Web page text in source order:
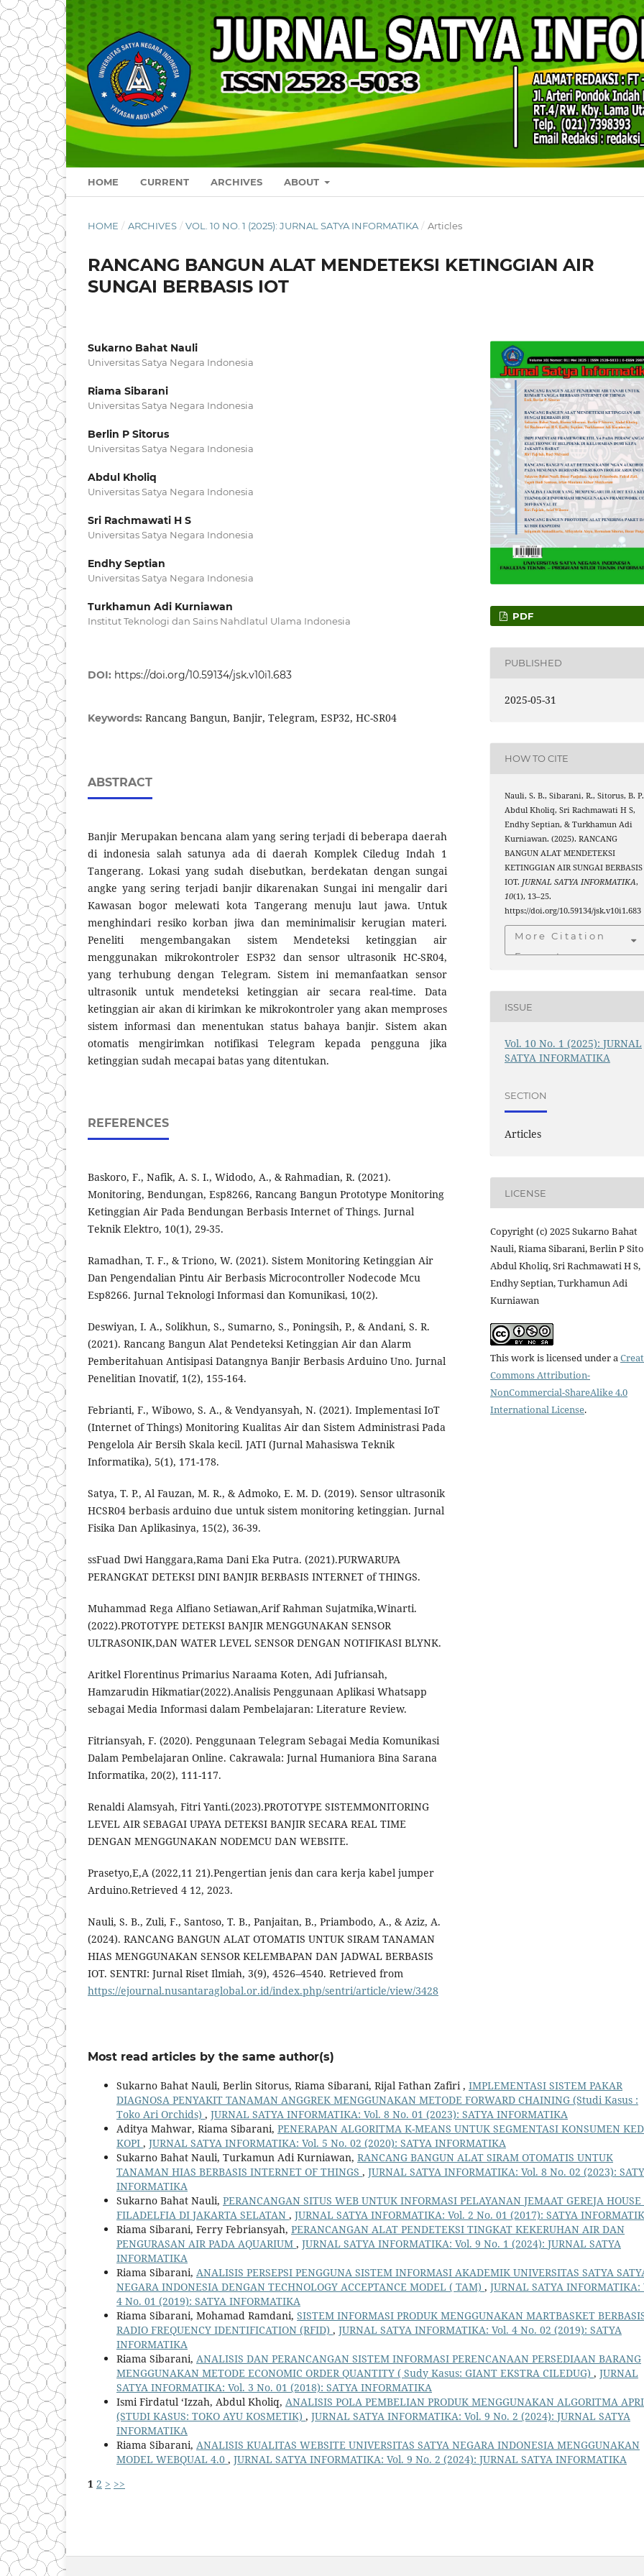
HOME CURRENT ARCHIVES ABOUT
HOME / ARCHIVES / VOL. 10 NO. 1 (2025): JURNAL SATYA INFORMATIKA / Articles
RANCANG BANGUN ALAT MENDETEKSI KETINGGIAN AIR
SUNGAI BERBASIS IOT
Sukarno Bahat Nauli
Universitas Satya Negara Indonesia
Riama Sibarani
Universitas Satya Negara Indonesia
Berlin P Sitorus
Universitas Satya Negara Indonesia
Abdul Kholiq
Universitas Satya Negara Indonesia
Sri Rachmawati H S
Universitas Satya Negara Indonesia
Endhy Septian
Universitas Satya Negara Indonesia
Turkhamun Adi Kurniawan
Institut Teknologi dan Sains Nahdlatul Ulama Indonesia
DOI: https://doi.org/10.59134/jsk.v10i1.683
Keywords: Rancang Bangun, Banjir, Telegram, ESP32, HC-SR04
ABSTRACT
Banjir Merupakan bencana alam yang sering terjadi di beberapa daerah
di indonesia salah satunya ada di daerah Komplek Ciledug Indah 1
Tangerang. Lokasi yang sudah disebutkan, berdekatan dengan sungai
angke yang sering terjadi banjir dikarenakan Sungai ini mengalir dari
Kawasan bogor melewati kota Tangerang menuju laut jawa. Untuk
menghindari resiko korban jiwa dan meminimalisir kerugian materi.
Peneliti mengembangakan sistem Mendeteksi ketinggian air
menggunakan mikrokontroler ESP32 dan sensor ultrasonik HC-SR04,
yang terhubung dengan Telegram. Sistem ini memanfaatkan sensor
ultrasonik untuk mendeteksi ketinggian air secara real-time. Data
ketinggian air akan di kirimkan ke mikrokontroler yang akan memproses
sistem informasi dan menentukan status bahaya banjir. Sistem akan
otomatis mengirimkan notifikasi Telegram kepada pengguna jika
ketinggian sudah mecapai batas yang ditentukan.
REFERENCES
Baskoro, F., Nafik, A. S. I., Widodo, A., & Rahmadian, R. (2021).
Monitoring, Bendungan, Esp8266, Rancang Bangun Prototype Monitoring
Ketinggian Air Pada Bendungan Berbasis Internet of Things. Jurnal
Teknik Elektro, 10(1), 29-35.
Ramadhan, T. F., & Triono, W. (2021). Sistem Monitoring Ketinggian Air
Dan Pengendalian Pintu Air Berbasis Microcontroller Nodecode Mcu
Esp8266. Jurnal Teknologi Informasi dan Komunikasi, 10(2).
Deswiyan, I. A., Solikhun, S., Sumarno, S., Poningsih, P., & Andani, S. R.
(2021). Rancang Bangun Alat Pendeteksi Ketinggian Air dan Alarm
Pemberitahuan Antisipasi Datangnya Banjir Berbasis Arduino Uno. Jurnal
Penelitian Inovatif, 1(2), 155-164.
Febrianti, F., Wibowo, S. A., & Vendyansyah, N. (2021). Implementasi IoT
(Internet of Things) Monitoring Kualitas Air dan Sistem Administrasi Pada
Pengelola Air Bersih Skala kecil. JATI (Jurnal Mahasiswa Teknik
Informatika), 5(1), 171-178.
Satya, T. P., Al Fauzan, M. R., & Admoko, E. M. D. (2019). Sensor ultrasonik
HCSR04 berbasis arduino due untuk sistem monitoring ketinggian. Jurnal
Fisika Dan Aplikasinya, 15(2), 36-39.
ssFuad Dwi Hanggara,Rama Dani Eka Putra. (2021).PURWARUPA
PERANGKAT DETEKSI DINI BANJIR BERBASIS INTERNET of THINGS.
Muhammad Rega Alfiano Setiawan,Arif Rahman Sujatmika,Winarti.
(2022).PROTOTYPE DETEKSI BANJIR MENGGUNAKAN SENSOR
ULTRASONIK,DAN WATER LEVEL SENSOR DENGAN NOTIFIKASI BLYNK.
Aritkel Florentinus Primarius Naraama Koten, Adi Jufriansah,
Hamzarudin Hikmatiar(2022).Analisis Penggunaan Aplikasi Whatsapp
sebagai Media Informasi dalam Pembelajaran: Literature Review.
Fitriansyah, F. (2020). Penggunaan Telegram Sebagai Media Komunikasi
Dalam Pembelajaran Online. Cakrawala: Jurnal Humaniora Bina Sarana
Informatika, 20(2), 111-117.
Renaldi Alamsyah, Fitri Yanti.(2023).PROTOTYPE SISTEMMONITORING
LEVEL AIR SEBAGAI UPAYA DETEKSI BANJIR SECARA REAL TIME
DENGAN MENGGUNAKAN NODEMCU DAN WEBSITE.
Prasetyo,E,A (2022,11 21).Pengertian jenis dan cara kerja kabel jumper
Arduino.Retrieved 4 12, 2023.
Nauli, S. B., Zuli, F., Santoso, T. B., Panjaitan, B., Priambodo, A., & Aziz, A.
(2024). RANCANG BANGUN ALAT OTOMATIS UNTUK SIRAM TANAMAN
HIAS MENGGUNAKAN SENSOR KELEMBAPAN DAN JADWAL BERBASIS
IOT. SENTRI: Jurnal Riset Ilmiah, 3(9), 4526–4540. Retrieved from
https://ejournal.nusantaraglobal.or.id/index.php/sentri/article/view/3428
PDF
PUBLISHED
2025-05-31
HOW TO CITE
Nauli, S. B., Sibarani, R., Sitorus, B.
Abdul Kholiq, Sri Rachmawati H S,
Endhy Septian, & Turkhamun Adi
Kurniawan. (2025). RANCANG
BANGUN ALAT MENDETEKSI
KETINGGIAN AIR SUNGAI BERBASIS
IOT.JURNAL SATYA INFORMATIKA,
10(1), 13–25.
https://doi.org/10.59134/jsk.v10i1.683
More Citation
Formats
ISSUE
Vol. 10 No. 1 (2025): JURNAL
SATYA INFORMATIKA
SECTION
Articles
LICENSE
Copyright (c) 2025 Sukarno Bahat
Nauli, Riama Sibarani, Berlin P
Abdul Kholiq, Sri Rachmawati H S,
Endhy Septian, Turkhamun Adi
Kurniawan
This work is licensed under a
Commons Attribution-
NonCommercial-ShareAlike 4.0
International License.
Most read articles by the same author(s)
Sukarno Bahat Nauli, Berlin Sitorus, Riama Sibarani, Rijal Fathan Zafiri , IMPLEMENTASI SISTEM PAKAR
DIAGNOSA PENYAKIT TANAMAN ANGGREK MENGGUNAKAN METODE FORWARD CHAINING (Studi Kasus :
Toko Ari Orchids) , JURNAL SATYA INFORMATIKA: Vol. 8 No. 01 (2023): SATYA INFORMATIKA
Aditya Mahwar, Riama Sibarani, PENERAPAN ALGORITMA K-MEANS UNTUK SEGMENTASI KONSUMEN
KOPI , JURNAL SATYA INFORMATIKA: Vol. 5 No. 02 (2020): SATYA INFORMATIKA
Sukarno Bahat Nauli, Turkamun Adi Kurniawan, RANCANG BANGUN ALAT SIRAM OTOMATIS UNTUK
TANAMAN HIAS BERBASIS INTERNET OF THINGS , JURNAL SATYA INFORMATIKA: Vol. 8 No. 02 (2023):
INFORMATIKA
Sukarno Bahat Nauli, PERANCANGAN SITUS WEB UNTUK INFORMASI PELAYANAN JEMAAT GEREJA HOUSE
FILADELFIA DI JAKARTA SELATAN , JURNAL SATYA INFORMATIKA: Vol. 2 No. 01 (2017): SATYA
Riama Sibarani, Ferry Febriansyah, PERANCANGAN ALAT PENDETEKSI TINGKAT KEKERUHAN AIR DAN
PENGURASAN AIR PADA AQUARIUM , JURNAL SATYA INFORMATIKA: Vol. 9 No. 1 (2024): JURNAL SATYA
INFORMATIKA
Riama Sibarani, ANALISIS PERSEPSI PENGGUNA SISTEM INFORMASI AKADEMIK UNIVERSITAS SATYA
NEGARA INDONESIA DENGAN TECHNOLOGY ACCEPTANCE MODEL ( TAM) , JURNAL SATYA INFORMATIKA:
4 No. 01 (2019): SATYA INFORMATIKA
Riama Sibarani, Mohamad Ramdani, SISTEM INFORMASI PRODUK MENGGUNAKAN MARTBASKET
RADIO FREQUENCY IDENTIFICATION (RFID) , JURNAL SATYA INFORMATIKA: Vol. 4 No. 02 (2019): SATYA
INFORMATIKA
Riama Sibarani, ANALISIS DAN PERANCANGAN SISTEM INFORMASI PERENCANAAN PERSEDIAAN BARANG
MENGGUNAKAN METODE ECONOMIC ORDER QUANTITY ( Sudy Kasus: GIANT EKSTRA CILEDUG) , JURNAL
SATYA INFORMATIKA: Vol. 3 No. 01 (2018): SATYA INFORMATIKA
Ismi Firdatul ‘Izzah, Abdul Kholiq, ANALISIS POLA PEMBELIAN PRODUK MENGGUNAKAN ALGORITMA
(STUDI KASUS: TOKO AYU KOSMETIK) , JURNAL SATYA INFORMATIKA: Vol. 9 No. 2 (2024): JURNAL SATYA
INFORMATIKA
Riama Sibarani, ANALISIS KUALITAS WEBSITE UNIVERSITAS SATYA NEGARA INDONESIA MENGGUNAKAN
MODEL WEBQUAL 4.0 , JURNAL SATYA INFORMATIKA: Vol. 9 No. 2 (2024): JURNAL SATYA INFORMATIKA
1 2 > >>